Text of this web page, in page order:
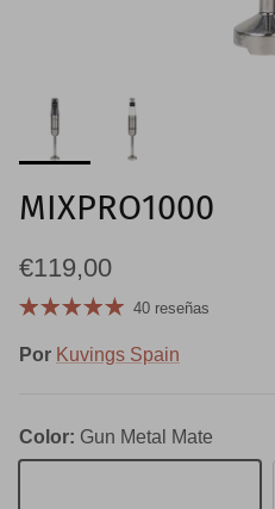
MIXPRO1000
Precio normal
€119,00
40 reseñas
Por Kuvings Spain
Color: Gun Metal Mate